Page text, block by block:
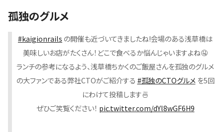
孤独のグルメ
#kaigionrails の開催も近づいてきましたね!会場のある浅草橋は
美味しいお店がたくさん！どこで食べるか悩んじゃいますよね🤤
ランチの参考になるよう、浅草橋ちかくのご飯屋さんを孤独のグルメ
の大ファンである弊社CTOがご紹介する #孤独のCTOグルメを5回
にわけて投稿します🍜
ぜひご笑覧ください！ pic.twitter.com/dYl8wGF6H9